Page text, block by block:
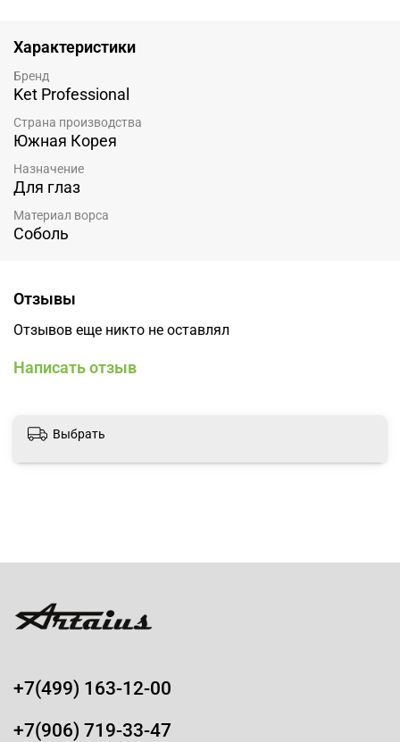
Характеристики
Бренд
Ket Professional
Страна производства
Южная Корея
Назначение
Для глаз
Материал ворса
Соболь
Отзывы
Отзывов еще никто не оставлял
Написать отзыв
Выбрать
+7(499) 163-12-00
+7(906) 719-33-47